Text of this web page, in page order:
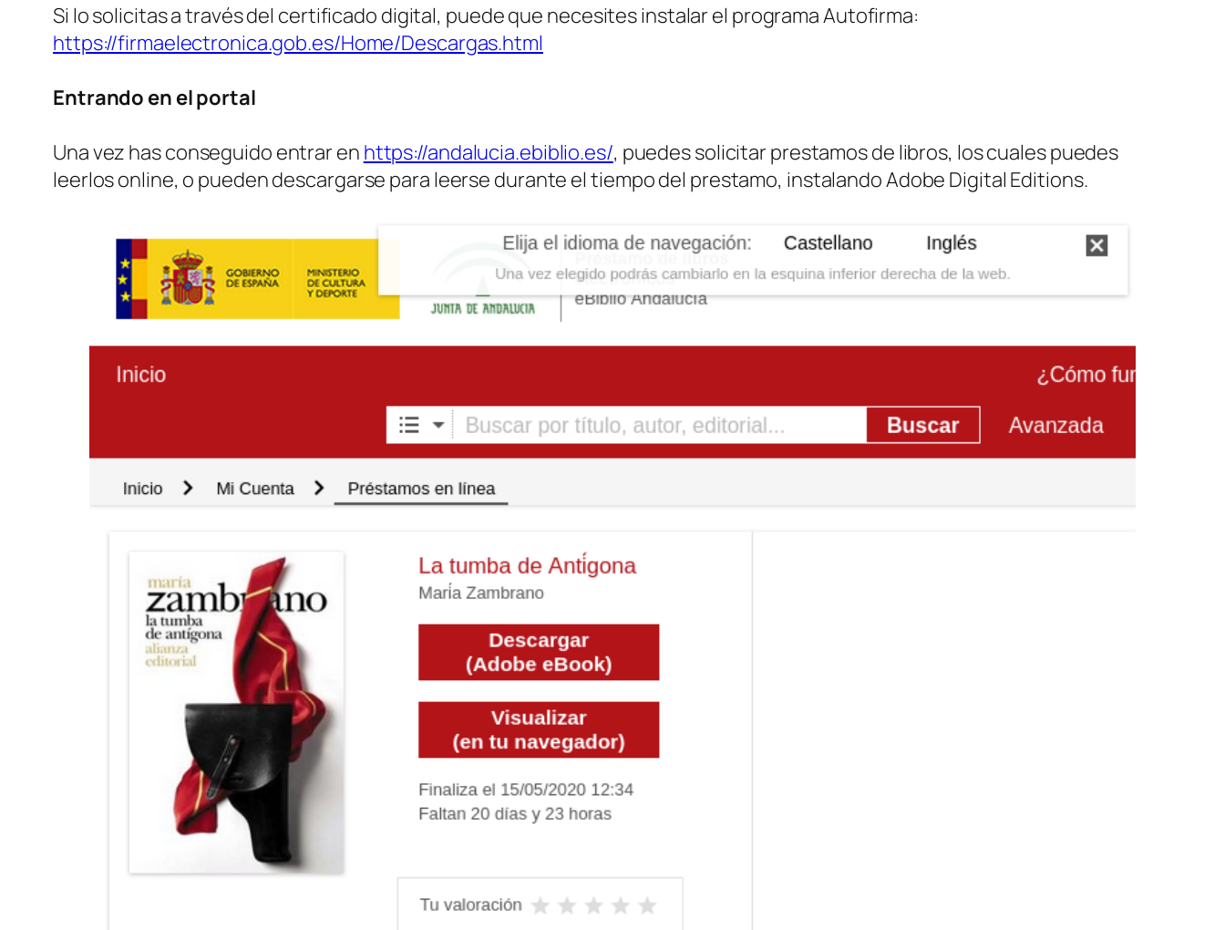
Si lo solicitas a través del certificado digital, puede que necesites instalar el programa Autofirma:
https://firmaelectronica.gob.es/Home/Descargas.html
Entrando en el portal
Una vez has conseguido entrar en https://andalucia.ebiblio.es/, puedes solicitar prestamos de libros, los cuales puedes
leerlos online, o pueden descargarse para leerse durante el tiempo del prestamo, instalando Adobe Digital Editions.